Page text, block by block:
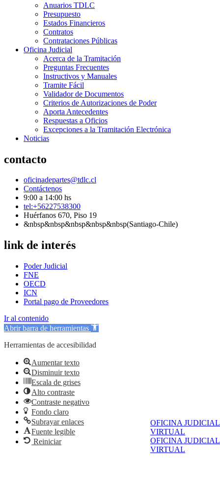
OFICINA JUDICIAL
VIRTUAL
OFICINA JUDICIAL
VIRTUAL
Anuarios TDLC
Presupuesto
Estados Financieros
Contratos
Contrataciones Públicas
Oficina Judicial
Acerca de la Tramitación
Preguntas Frecuentes
Instructivos y Manuales
Tramite Fácil
Validador de Documentos
Criterios de Autorizaciones de Poder
Aporta Antecedentes
Respuestas a Oficios
Excepciones a la Tramitación Electrónica
Noticias
contacto
oficinadepartes@tdlc.cl
Contáctenos
9:00 a 14:00 hs
tel:+56227538300
Huérfanos 670, Piso 19
&nbsp&nbsp&nbsp&nbsp&nbsp(Santiago-Chile)
link de interés
Poder Judicial
FNE
OECD
ICN
Portal pago de Proveedores
Ir al contenido
Abrir barra de herramientas
Herramientas de accesibilidad
Aumentar texto
Disminuir texto
Escala de grises
Alto contraste
Contraste negativo
Fondo claro
Subrayar enlaces
Fuente legible
Reiniciar